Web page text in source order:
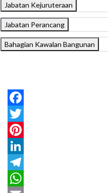
Jabatan Kejuruteraan
Jabatan Perancang
Bahagian Kawalan Bangunan
Facebook
Twitter
Pinterest
LinkedIn
Telegram